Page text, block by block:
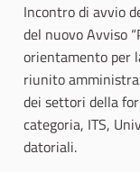
Incontro di avvio
del nuovo Avviso
orientamento per
riunito
dei settori della
categoria, ITS,
datoriali.